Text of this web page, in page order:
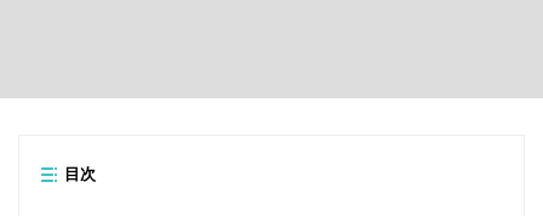
目次